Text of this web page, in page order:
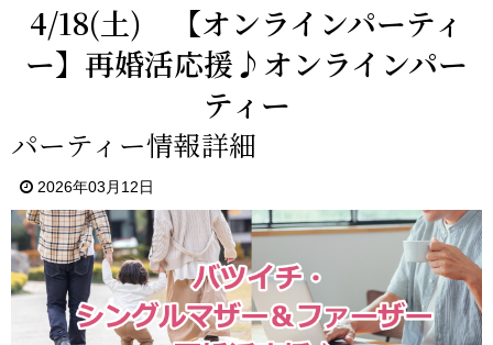
4/18(土) 【オンラインパーティ
ー】再婚活応援♪オンラインパー
ティー
パーティー情報詳細
2026年03月12日